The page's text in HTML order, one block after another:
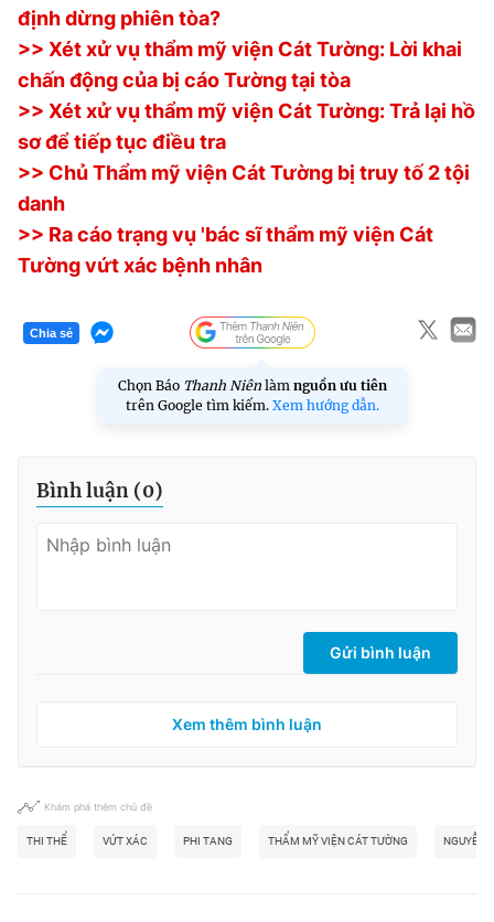
định dừng phiên tòa?
>> Xét xử vụ thẩm mỹ viện Cát Tường: Lời khai
chấn động của bị cáo Tường tại tòa
>> Xét xử vụ thẩm mỹ viện Cát Tường: Trả lại hồ
sơ để tiếp tục điều tra
>> Chủ Thẩm mỹ viện Cát Tường bị truy tố 2 tội
danh
>> Ra cáo trạng vụ 'bác sĩ thẩm mỹ viện Cát
Tường vứt xác bệnh nhân
Chia sẻ
Chọn Báo Thanh Niên làm nguồn ưu tiên
trên Google tìm kiếm. Xem hướng dẫn.
Bình luận (0)
Gửi bình luận
Xem thêm bình luận
Khám phá thêm chủ đề
THI THỂ VỨT XÁC PHI TANG THẨM MỸ VIỆN CÁT TƯỜNG NGUYỄN